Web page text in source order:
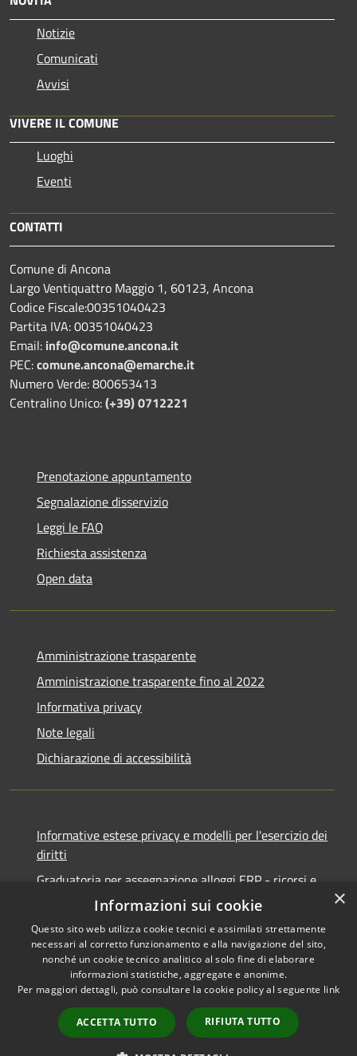
Notizie
Comunicati
Avvisi
VIVERE IL COMUNE
Luoghi
Eventi
CONTATTI
Comune di Ancona
Largo Ventiquattro Maggio 1, 60123, Ancona
Codice Fiscale:00351040423
Partita IVA: 00351040423
Email: info@comune.ancona.it
PEC:comune.ancona@emarche.it
Numero Verde: 800653413
Centralino Unico:(+39) 0712221
Prenotazione appuntamento
Segnalazione disservizio
Leggi le FAQ
Richiesta assistenza
Open data
Amministrazione trasparente
Amministrazione trasparente fino al 2022
Informativa privacy
Note legali
Dichiarazione di accessibilità
Informative estese privacy e modelli per l'esercizio dei
diritti
Graduatoria per assegnazione alloggi ERP - ricorsi e
Accessibilità
Copyright © 2026 • Comune di
Ancona • Powered by
Municipium•
Accesso
redazione
×
Informazioni sui cookie
Questo sito web utilizza cookie tecnici e assimilati strettamente
necessari al corretto funzionamento e alla navigazione del sito,
nonché un cookie tecnico analitico al solo fine di elaborare
informazioni statistiche, aggregate e anonime.
Per maggiori dettagli, può consultare la cookie policy al seguente link
ACCETTA TUTTO RIFIUTA TUTTO